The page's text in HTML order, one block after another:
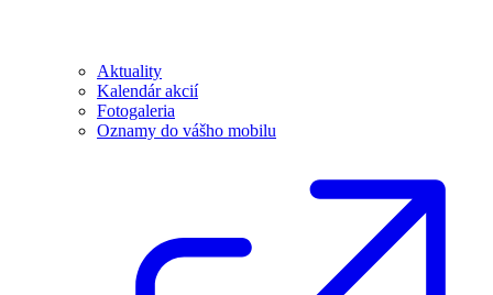
Aktuality
Kalendár akcií
Fotogaleria
Oznamy do vášho mobilu